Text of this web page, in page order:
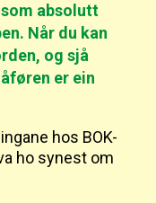
absolutt
Når du kan
og sjå
er ein
hos BOK-
ho synest om